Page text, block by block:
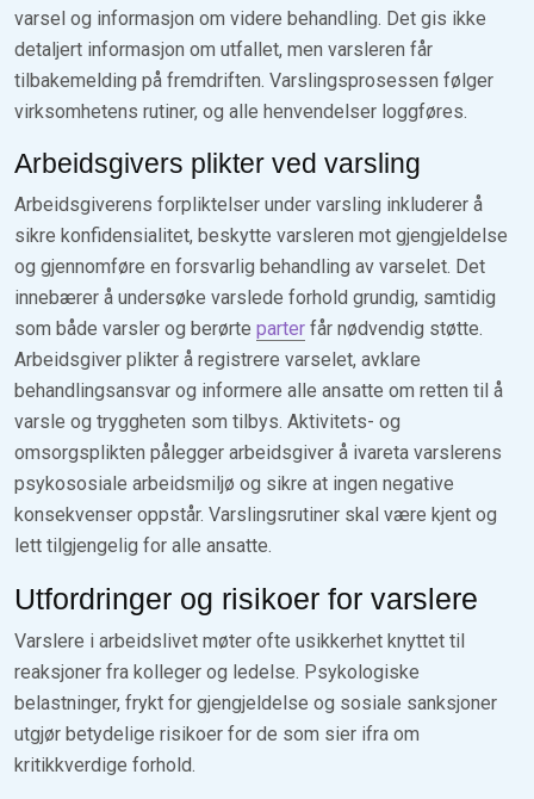
varsel og informasjon om videre behandling. Det gis ikke
detaljert informasjon om utfallet, men varsleren får
tilbakemelding på fremdriften. Varslingsprosessen følger
virksomhetens rutiner, og alle henvendelser loggføres.
Arbeidsgivers plikter ved varsling
Arbeidsgiverens forpliktelser under varsling inkluderer å
sikre konfidensialitet, beskytte varsleren mot gjengjeldelse
og gjennomføre en forsvarlig behandling av varselet. Det
innebærer å undersøke varslede forhold grundig, samtidig
som både varsler og berørte parter får nødvendig støtte.
Arbeidsgiver plikter å registrere varselet, avklare
behandlingsansvar og informere alle ansatte om retten til å
varsle og tryggheten som tilbys. Aktivitets- og
omsorgsplikten pålegger arbeidsgiver å ivareta varslerens
psykososiale arbeidsmiljø og sikre at ingen negative
konsekvenser oppstår. Varslingsrutiner skal være kjent og
lett tilgjengelig for alle ansatte.
Utfordringer og risikoer for varslere
Varslere i arbeidslivet møter ofte usikkerhet knyttet til
reaksjoner fra kolleger og ledelse. Psykologiske
belastninger, frykt for gjengjeldelse og sosiale sanksjoner
utgjør betydelige risikoer for de som sier ifra om
kritikkverdige forhold.